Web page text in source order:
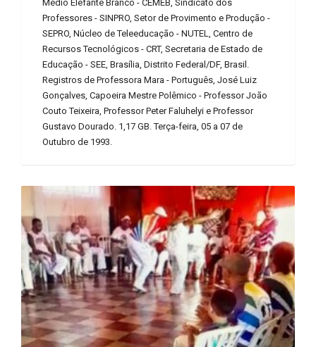
Médio Elefante Branco - CEMEB, Sindicato dos
Professores - SINPRO, Setor de Provimento e Produção -
SEPRO, Núcleo de Teleeducação - NUTEL, Centro de
Recursos Tecnológicos - CRT, Secretaria de Estado de
Educação - SEE, Brasília, Distrito Federal/DF, Brasil.
Registros de Professora Mara - Português, José Luiz
Gonçalves, Capoeira Mestre Polêmico - Professor João
Couto Teixeira, Professor Peter Faluhelyi e Professor
Gustavo Dourado. 1,17 GB. Terça-feira, 05 a 07 de
Outubro de 1993.